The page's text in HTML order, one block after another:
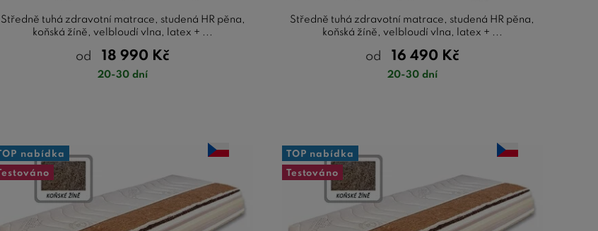
Středně tuhá zdravotní matrace, studená HR pěna,
koňská žíně, velbloudí vlna, latex + ...
od 18 990 Kč
20-30 dní
Středně tuhá zdravotní matrace, studená HR pěna,
koňská žíně, velbloudí vlna, latex + ...
od 16 490 Kč
20-30 dní
TOP nabídka
Testováno
TOP nabídka
Testováno